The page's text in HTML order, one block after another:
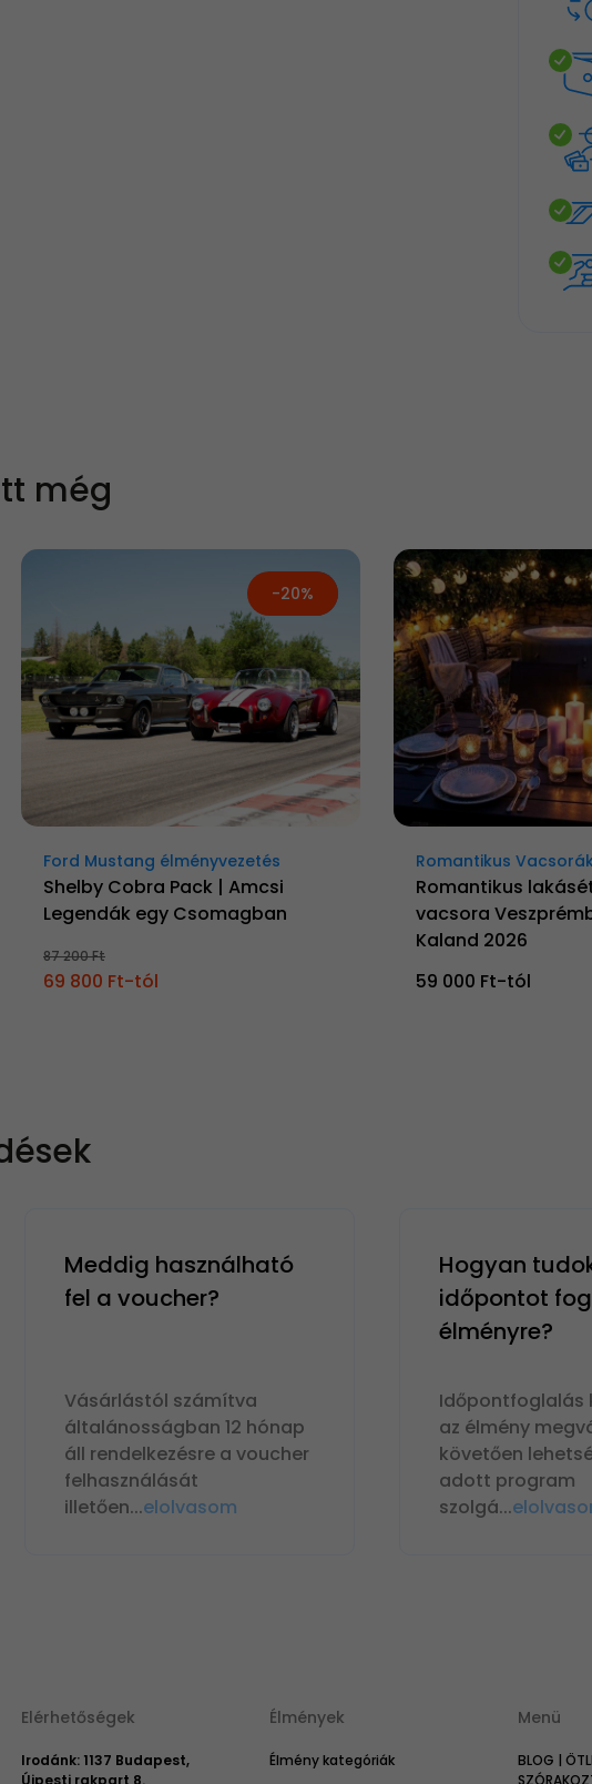
még
Új
-20%
Ford Mustang élményvezetés
Shelby Cobra Pack | Amcsi
Legendák egy Csomagban
87 200 Ft
69 800 Ft-tól
Romantikus
Romantikus
vacsora
Kaland 2026
59 000 Ft-tól
Meddig használható
fel a voucher?
Vásárlástól számítva
általánosságban 12 hónap
áll rendelkezésre a voucher
felhasználását
illetően...elolvasom
Hogyan
időpontot
élményre?
Időpontfoglalás
az élmény
követően
adott program
szolgá...
Elérhetőségek
Irodánk: 1137 Budapest,
Újpesti rakpart 8.
Élmények
Élmény kategóriák
Menü
BLOG |